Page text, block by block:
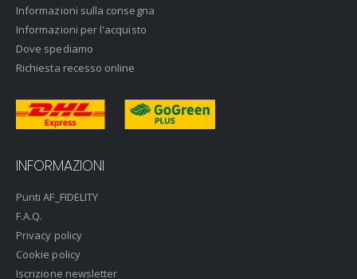
Informazioni sulla consegna
Informazioni per l'acquisto
Dove spediamo
Richiesta recesso online
INFORMAZIONI
Punti AF_FIDELITY
F.A.Q.
Privacy policy
Cookie policy
Iscrizione newsletter